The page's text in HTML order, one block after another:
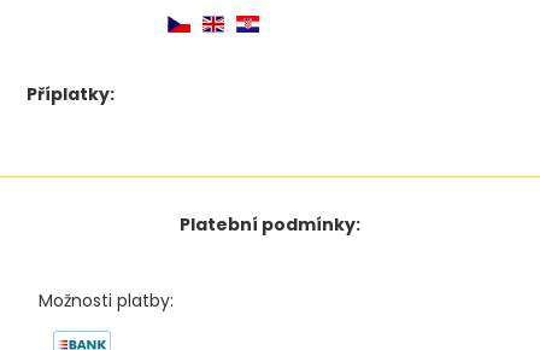
Příplatky:
Platební podmínky:
Možnosti platby: